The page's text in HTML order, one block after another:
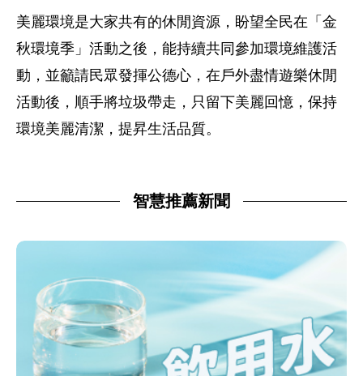
美麗環境是大家共有的休閒資源，盼望全民在「金
秋環境季」活動之後，能持續共同參加環境維護活
動，並籲請民眾發揮公德心，在戶外盡情遊樂休閒
活動後，順手將垃圾帶走，只留下美麗回憶，保持
環境美麗清潔，提昇生活品質。
智慧推薦新聞